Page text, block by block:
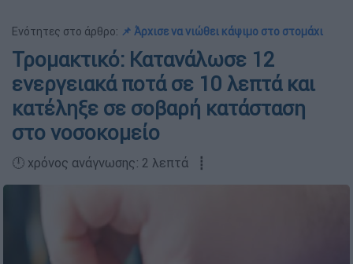
Ενότητες στο άρθρο: 📌 Άρχισε να νιώθει κάψιμο στο στομάχι
Τρομακτικό: Κατανάλωσε 12
ενεργειακά ποτά σε 10 λεπτά και
κατέληξε σε σοβαρή κατάσταση
στο νοσοκομείο
🕛 χρόνος ανάγνωσης: 2 λεπτά ┋